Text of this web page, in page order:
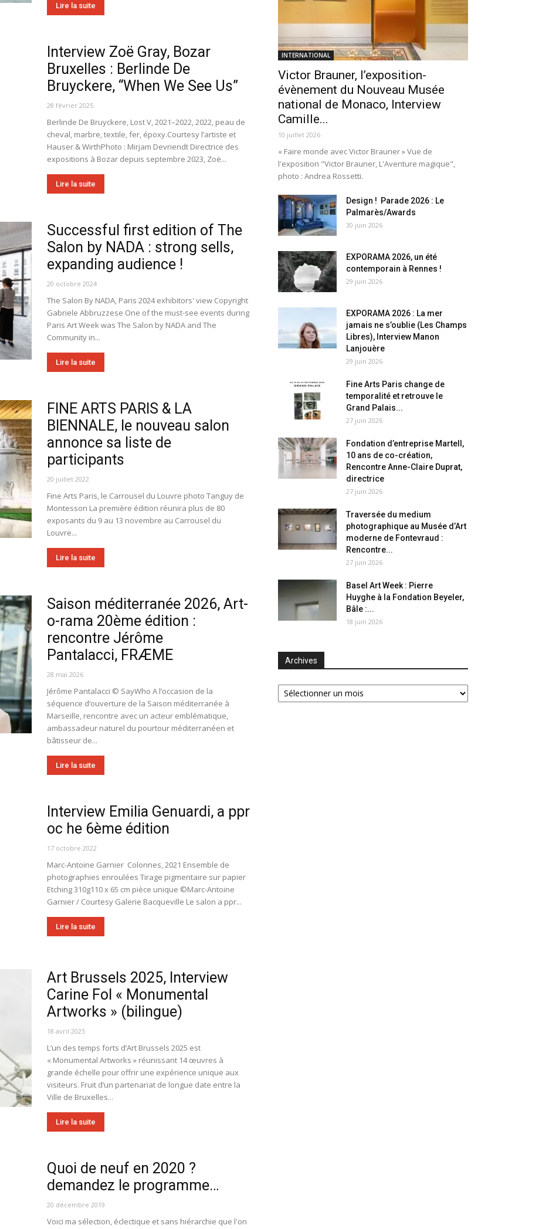
Lire la suite
Interview Zoë Gray, Bozar
Bruxelles : Berlinde De
Bruyckere, “When We See Us”
28 février 2025
Berlinde De Bruyckere, Lost V, 2021–2022, 2022, peau de
cheval, marbre, textile, fer, époxy.Courtesy l’artiste et
Hauser & WirthPhoto : Mirjam Devriendt Directrice des
expositions à Bozar depuis septembre 2023, Zoë...
Lire la suite
Successful first edition of The
Salon by NADA : strong sells,
expanding audience !
20 octobre 2024
The Salon By NADA, Paris 2024 exhibitors' view Copyright
Gabriele Abbruzzese One of the must-see events during
Paris Art Week was The Salon by NADA and The
Community in...
Lire la suite
FINE ARTS PARIS & LA
BIENNALE, le nouveau salon
annonce sa liste de
participants
20 juillet 2022
Fine Arts Paris, le Carrousel du Louvre photo Tanguy de
Montesson La première édition réunira plus de 80
exposants du 9 au 13 novembre au Carrousel du
Louvre...
Lire la suite
Saison méditerranée 2026, Art-
o-rama 20ème édition :
rencontre Jérôme
Pantalacci, FRÆME
28 mai 2026
Jérôme Pantalacci © SayWho A l’occasion de la
séquence d’ouverture de la Saison méditerranée à
Marseille, rencontre avec un acteur emblématique,
ambassadeur naturel du pourtour méditerranéen et
bâtisseur de...
Lire la suite
Interview Emilia Genuardi, a ppr
oc he 6ème édition
17 octobre 2022
Marc-Antoine Garnier Colonnes, 2021 Ensemble de
photographies enroulées Tirage pigmentaire sur papier
Etching 310g110 x 65 cm pièce unique ©Marc-Antoine
Garnier / Courtesy Galerie Bacqueville Le salon a ppr...
Lire la suite
Art Brussels 2025, Interview
Carine Fol « Monumental
Artworks » (bilingue)
18 avril 2025
L’un des temps forts d’Art Brussels 2025 est
« Monumental Artworks » réunissant 14 œuvres à
grande échelle pour offrir une expérience unique aux
visiteurs. Fruit d’un partenariat de longue date entre la
Ville de Bruxelles...
Lire la suite
Quoi de neuf en 2020 ?
demandez le programme…
20 décembre 2019
Voici ma sélection, éclectique et sans hiérarchie que l'on
INTERNATIONAL
Victor Brauner, l’exposition-
évènement du Nouveau Musée
national de Monaco, Interview
Camille...
10 juillet 2026
« Faire monde avec Victor Brauner » Vue de
l'exposition "Victor Brauner, L'Aventure magique",
photo : Andrea Rossetti.
Design ! Parade 2026 : Le
Palmarès/Awards
30 juin 2026
EXPORAMA 2026, un été
contemporain à Rennes !
29 juin 2026
EXPORAMA 2026 : La mer
jamais ne s’oublie (Les Champs
Libres), Interview Manon
Lanjouère
29 juin 2026
Fine Arts Paris change de
temporalité et retrouve le
Grand Palais...
27 juin 2026
Fondation d’entreprise Martell,
10 ans de co-création,
Rencontre Anne-Claire Duprat,
directrice
27 juin 2026
Traversée du medium
photographique au Musée d’Art
moderne de Fontevraud :
Rencontre...
27 juin 2026
Basel Art Week : Pierre
Huyghe à la Fondation Beyeler,
Bâle :...
18 juin 2026
Archives
Archives